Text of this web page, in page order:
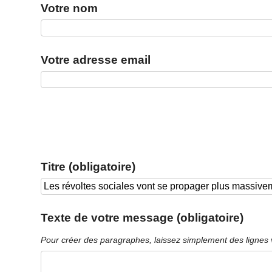
Votre nom
Votre adresse email
Titre (obligatoire)
Texte de votre message (obligatoire)
Pour créer des paragraphes, laissez simplement des lignes